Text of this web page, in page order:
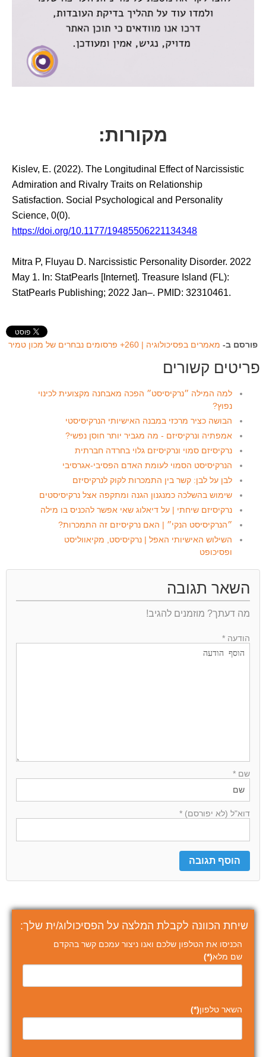
מקורות:
Kislev, E. (2022). The Longitudinal Effect of Narcissistic
Admiration and Rivalry Traits on Relationship
Satisfaction. Social Psychological and Personality
Science, 0(0).
https://doi.org/10.1177/19485506221134348
Mitra P, Fluyau D. Narcissistic Personality Disorder. 2022
May 1. In: StatPearls [Internet]. Treasure Island (FL):
StatPearls Publishing; 2022 Jan–. PMID: 32310461.
פורסם ב- מאמרים בפסיכולוגיה | 260+ פרסומים נבחרים של מכון טמיר
פריטים קשורים
למה המילה ״נרקיסיסט״ הפכה מאבחנה מקצועית לכינוי
נפוץ?
הבושה כציר מרכזי במבנה האישיותי הנרקיסיסטי
אמפתיה ונרקיסיזם - מה מגביר יותר חוסן נפשי?
נרקיסיזם סמוי ונרקיסיזם גלוי בחרדה חברתית
הנרקיסיסט הסמוי לעומת האדם הפסיבי-אגרסיבי
לבן על לבן: קשר בין התמכרות לקוק לנרקיסיזם
שימוש בהשלכה כמנגנון הגנה ומתקפה אצל נרקיסיסטים
נרקיסיזם שיחתי | על דיאלוג שאי אפשר להכניס בו מילה
״הנרקיסיסט הנקי״ | האם נרקיסיזם זה התמכרות?
השילוש האישיותי האפל | נרקיסיסט, מקיאווליסט
ופסיכופט
השאר תגובה
מה דעתך? מוזמנים להגיב!
הודעה *
שם *
דוא"ל (לא יפורסם) *
שיחת הכוונה לקבלת המלצה על הפסיכולוג/ית שלך:
הכניסו את הטלפון שלכם ואנו ניצור עמכם קשר בהקדם
שם מלא(*)
השאר טלפון(*)